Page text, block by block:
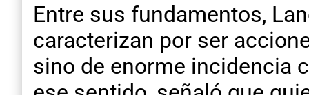
Entre sus fundamentos,
caracterizan por ser
sino de enorme incidencia